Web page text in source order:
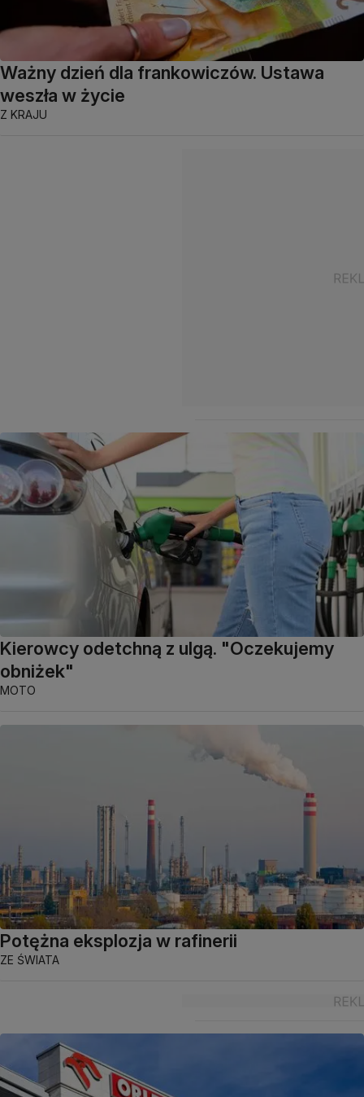
Ważny dzień dla frankowiczów. Ustawa
weszła w życie
Z KRAJU
Kierowcy odetchną z ulgą. "Oczekujemy
obniżek"
MOTO
Potężna eksplozja w rafinerii
ZE ŚWIATA